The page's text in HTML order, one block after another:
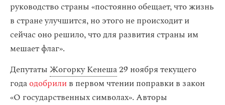
руководство страны «постоянно обещает, что жизнь
в стране улучшится, но этого не происходит и
сейчас оно решило, что для развития страны им
мешает флаг».
ДепутатыЖогорку Кенеша29 ноября текущего
годаодобрилив первом чтении поправки в закон
«О государственных символах». Авторы